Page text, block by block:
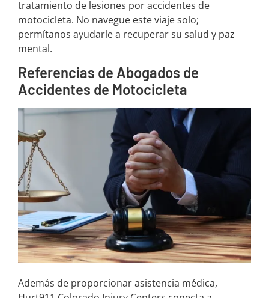
tratamiento de lesiones por accidentes de
motocicleta. No navegue este viaje solo;
permítanos ayudarle a recuperar su salud y paz
mental.
Referencias de Abogados de
Accidentes de Motocicleta
Además de proporcionar asistencia médica,